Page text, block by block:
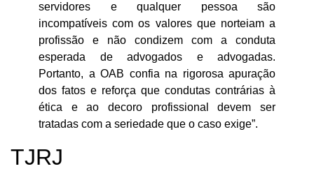
servidores e qualquer pessoa são
incompatíveis com os valores que norteiam a
profissão e não condizem com a conduta
esperada de advogados e advogadas.
Portanto, a OAB confia na rigorosa apuração
dos fatos e reforça que condutas contrárias à
ética e ao decoro profissional devem ser
tratadas com a seriedade que o caso exige”.
TJRJ